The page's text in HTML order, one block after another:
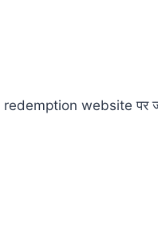
redemption website